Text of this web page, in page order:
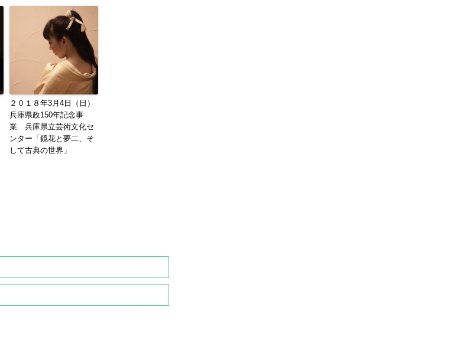
２０１８年3月4日（日）
兵庫県政150年記念事
業 兵庫県立芸術文化セ
ンター「鏡花と夢二、そ
して古典の世界」